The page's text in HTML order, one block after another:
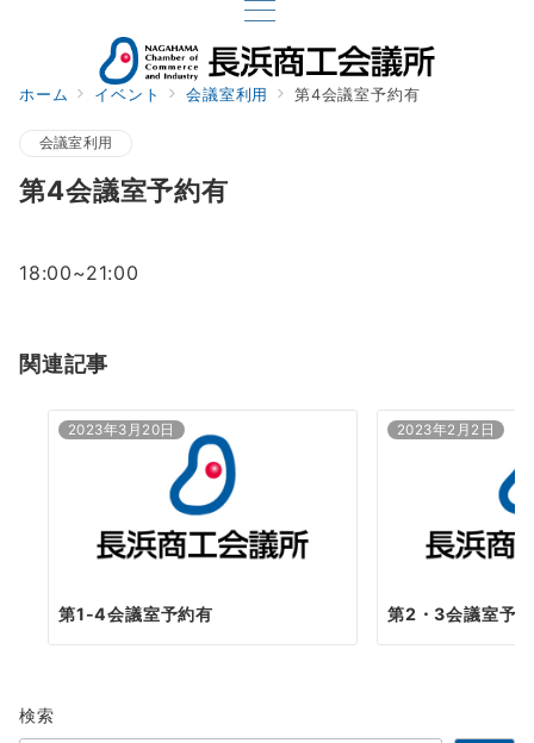
ホーム イベント 会議室利用 第4会議室予約有
会議室利用
第4会議室予約有
18:00~21:00
関連記事
2023年3月20日
第1-4会議室予約有
2023年2月2日
第2・3会議室予
検索